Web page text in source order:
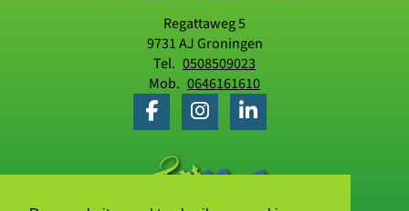
Regattaweg 5
9731 AJGroningen
Tel. 0508509023
Mob. 0646161610